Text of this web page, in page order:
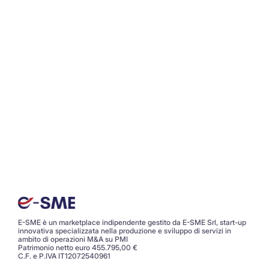
E-SME è un marketplace indipendente gestito da E-SME Srl, start-up
innovativa specializzata nella produzione e sviluppo di servizi in
ambito di operazioni M&A su PMI
Patrimonio netto euro 455.795,00 €
C.F. e P.IVA IT12072540961